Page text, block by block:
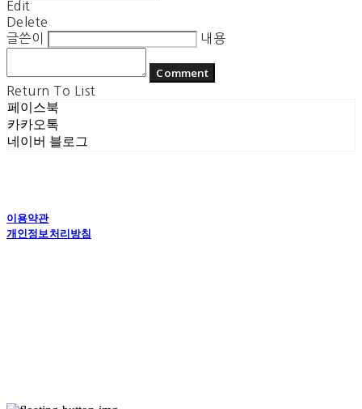
Edit
Delete
글쓴이
내용
Comment
Return To List
페이스북
카카오톡
네이버 블로그
이용약관
개인정보처리방침